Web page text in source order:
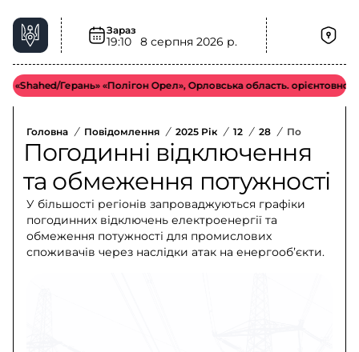
Зараз
19:10 8 серпня 2026 р.
Герань» «Полігон Орел», Орловська область. орієнтовно у
Головна / Повідомлення / 2025 Рік / 12 / 28 / Погодинні
Погодинні відключення
та обмеження потужності
У більшості регіонів запроваджуються графіки
погодинних відключень електроенергії та
обмеження потужності для промислових
споживачів через наслідки атак на енергообʼєкти.